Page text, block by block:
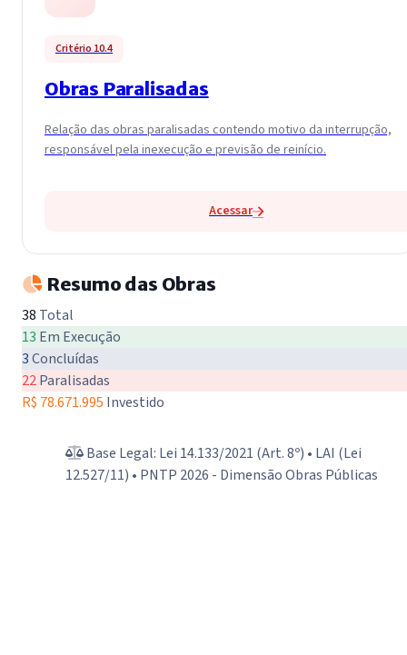
Critério 10.4
Obras Paralisadas
Relação das obras paralisadas contendo motivo da interrupção,
responsável pela inexecução e previsão de reinício.
Acessar
Resumo das Obras
38 Total
13 Em Execução
3Concluídas
22Paralisadas
R$ 78.671.995 Investido
Base Legal: Lei 14.133/2021 (Art. 8º) • LAI (Lei
12.527/11) • PNTP 2026 - Dimensão Obras Públicas